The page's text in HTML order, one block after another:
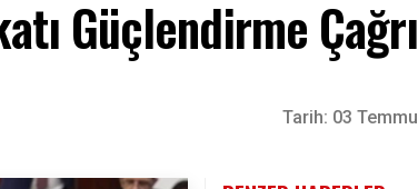
Güçlendirme
Tarih: 03